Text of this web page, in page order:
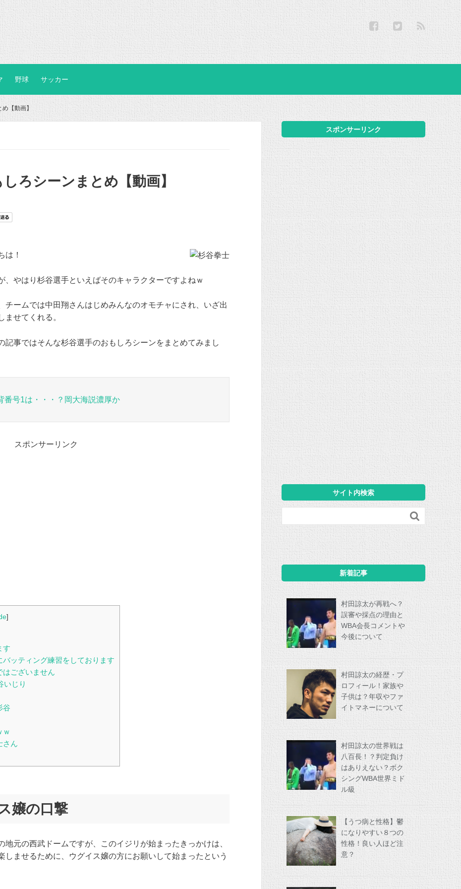
野球 サッカー
【動画】
ろシーンまとめ【動画】
は！
、やはり杉谷選手といえばそのキャラクターですよねｗ
チームでは中田翔さんはじめみんなのオモチャにされ、いざ出
せてくれる。
記事ではそんな杉谷選手のおもしろシーンをまとめてみまし
番号1は・・・？岡大海説濃厚か
スポンサーリンク
]
す
ッティング練習をしております
ございません
いじり
谷
ｗ
さん
嬢の口撃
地元の西武ドームですが、このイジリが始まったきっかけは、
ませるために、ウグイス嬢の方にお願いして始まったという
スポンサーリンク
サイト内検索

新着記事
村田諒太が再戦へ？
誤審や採点の理由と
WBA会長コメントや
今後について
村田諒太の経歴・プ
ロフィール！家族や
子供は？年収やファ
イトマネーについて
村田諒太の世界戦は
八百長！？判定負け
はありえない？ボク
シングWBA世界ミド
ル級
【うつ病と性格】鬱
になりやすい８つの
性格！良い人ほど注
意？